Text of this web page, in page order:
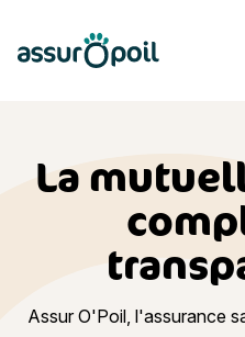
Assur O'Poil
La
Assur O'Poil, l'assurance